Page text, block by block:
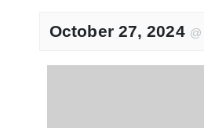
October 27, 2024 @